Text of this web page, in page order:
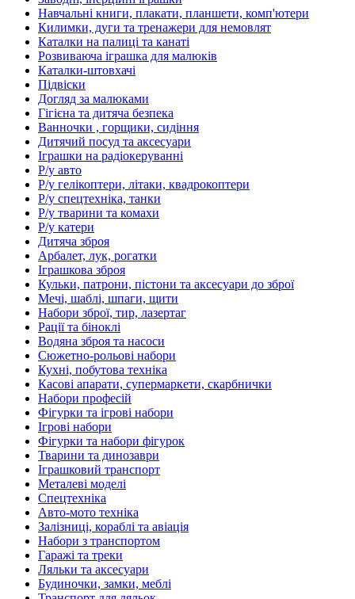
Навчальні книги, плакати, планшети, комп'ютери
Килимки, дуги та тренажери для немовлят
Каталки на палиці та канаті
Розвиваюча іграшка для малюків
Каталки-штовхачі
Підвіски
Догляд за малюками
Гігієна та дитяча безпека
Ванночки , горщики, сидіння
Дитячий посуд та аксесуари
Іграшки на радіокеруванні
Р/у авто
Р/у гелікоптери, літаки, квадрокоптери
Р/у спецтехніка, танки
Р/у тварини та комахи
Р/у катери
Дитяча зброя
Арбалет, лук, рогатки
Іграшкова зброя
Кульки, патрони, пістони та аксесуари до зброї
Мечі, шаблі, шпаги, щити
Набори зброї, тир, лазертаг
Рації та біноклі
Водяна зброя та насоси
Сюжетно-рольові набори
Кухні, побутова техніка
Касові апарати, супермаркети, скарбнички
Набори професій
Фігурки та ігрові набори
Ігрові набори
Фігурки та набори фігурок
Тварини та динозаври
Іграшковий транспорт
Металеві моделі
Спецтехніка
Авто-мото техніка
Залізниці, кораблі та авіація
Набори з транспортом
Гаражі та треки
Ляльки та аксесуари
Будиночки, замки, меблі